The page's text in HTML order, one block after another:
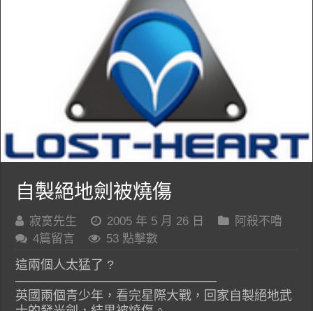
自製絕地劍被燒傷
寂寞先生 2005 年 5 月 26 日
阿殺不嚕
4篇留言
53 點擊數
這兩個人太猛了 ?
————————————————
英國兩個青少年，看完星際大戰，回家自製絕地武